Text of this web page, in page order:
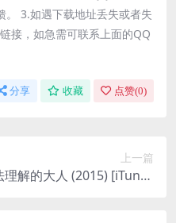
3.如遇下载地址丢失或者失
接，如急需可联系上面的QQ
分享 收藏 点赞(0)
上一篇
解的大人 (2015) [iTunes